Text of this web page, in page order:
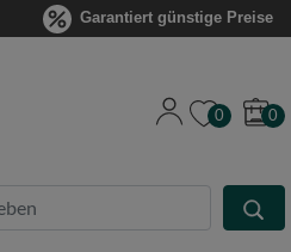
Garantiert günstige Preise
0 0